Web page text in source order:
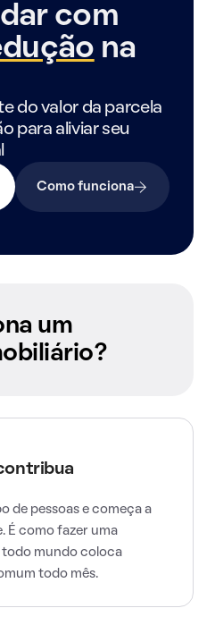
com
na
do valor da parcela
para aliviar seu
Como funciona
um
de pessoas e começa a
É como fazer uma
todo mundo coloca
todo mês.